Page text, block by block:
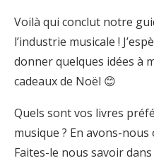
Voilà qui conclut notre
l’industrie musicale !
donner quelques idées à
cadeaux de Noël 😊
Quels sont vos livres
musique ? En avons-
Faites-le nous savoir